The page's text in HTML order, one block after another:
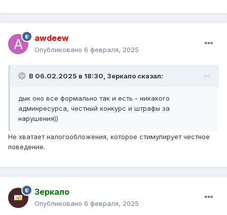
awdeew
Опубликовано 6 февраля, 2025
В 06.02.2025 в 18:30, Зеркало сказал:
дык оно все формально так и есть - никакого
админресурса, честный конкурс и штрафы за
нарушения))
Не хватает налогообложения, которое стимулирует честное
поведение.
Зеркало
Опубликовано 6 февраля, 2025